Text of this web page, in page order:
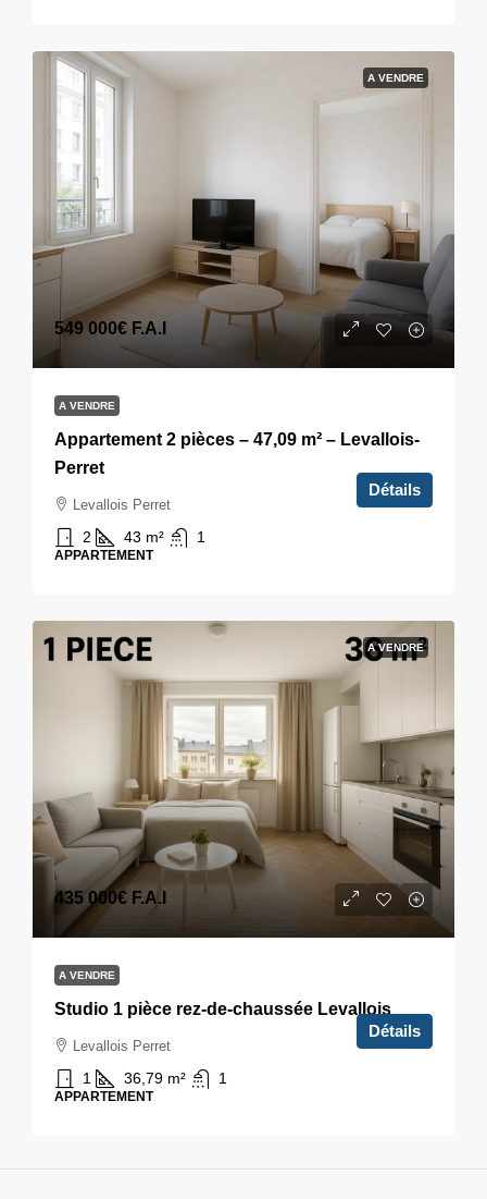
A VENDRE
549 000€ F.A.I
A VENDRE
Appartement 2 pièces – 47,09 m² – Levallois-
Perret
Levallois Perret
2 43 m² 1
APPARTEMENT
Détails
A VENDRE
435 000€ F.A.I
A VENDRE
Studio 1 pièce rez-de-chaussée Levallois
Levallois Perret
1 36,79 m² 1
APPARTEMENT
Détails